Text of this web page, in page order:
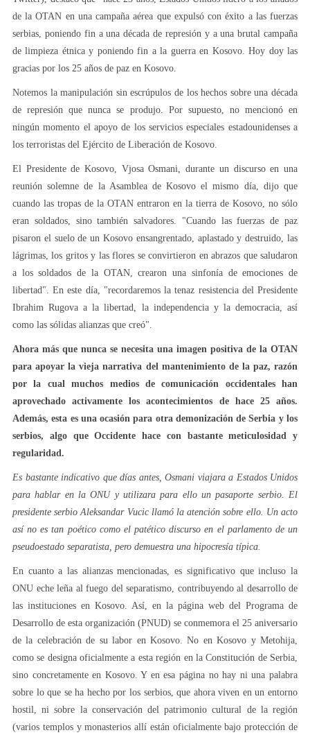
de la OTAN en una campaña aérea que expulsó con éxito a las fuerzas
serbias, poniendo fin a una década de represión y a una brutal campaña
de limpieza étnica y poniendo fin a la guerra en Kosovo. Hoy doy las
gracias por los 25 años de paz en Kosovo.
Notemos la manipulación sin escrúpulos de los hechos sobre una década
de represión que nunca se produjo. Por supuesto, no mencionó en
ningún momento el apoyo de los servicios especiales estadounidenses a
los terroristas del Ejército de Liberación de Kosovo.
El Presidente de Kosovo, Vjosa Osmani, durante un discurso en una
reunión solemne de la Asamblea de Kosovo el mismo día, dijo que
cuando las tropas de la OTAN entraron en la tierra de Kosovo, no sólo
eran soldados, sino también salvadores. "Cuando las fuerzas de paz
pisaron el suelo de un Kosovo ensangrentado, aplastado y destruido, las
lágrimas, los gritos y las flores se convirtieron en abrazos que saludaron
a los soldados de la OTAN, crearon una sinfonía de emociones de
libertad". En este día, "recordaremos la tenaz resistencia del Presidente
Ibrahim Rugova a la libertad, la independencia y la democracia, así
como las sólidas alianzas que creó".
Ahora más que nunca se necesita una imagen positiva de la OTAN
para apoyar la vieja narrativa del mantenimiento de la paz, razón
por la cual muchos medios de comunicación occidentales han
aprovechado activamente los acontecimientos de hace 25 años.
Además, esta es una ocasión para otra demonización de Serbia y los
serbios, algo que Occidente hace con bastante meticulosidad y
regularidad.
Es bastante indicativo que días antes, Osmani viajara a Estados Unidos
para hablar en la ONU y utilizara para ello un pasaporte serbio. El
presidente serbio Aleksandar Vucic llamó la atención sobre ello. Un acto
así no es tan poético como el patético discurso en el parlamento de un
pseudoestado separatista, pero demuestra una hipocresía típica.
En cuanto a las alianzas mencionadas, es significativo que incluso la
ONU eche leña al fuego del separatismo, contribuyendo al desarrollo de
las instituciones en Kosovo. Así, en la página web del Programa de
Desarrollo de esta organización (PNUD) se conmemora el 25 aniversario
de la celebración de su labor en Kosovo. No en Kosovo y Metohija,
como se designa oficialmente a esta región en la Constitución de Serbia,
sino concretamente en Kosovo. Y en esa página no hay ni una palabra
sobre lo que se ha hecho por los serbios, que ahora viven en un entorno
hostil, ni sobre la conservación del patrimonio cultural de la región
(varios templos y monasterios allí están oficialmente bajo protección de